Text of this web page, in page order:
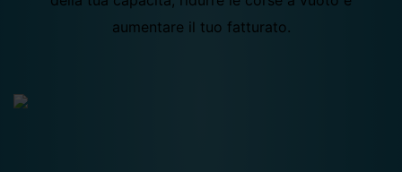
aumentare il tuo fatturato.